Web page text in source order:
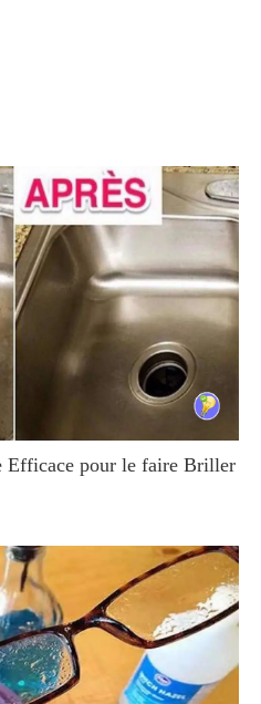
Efficace pour le faire Briller